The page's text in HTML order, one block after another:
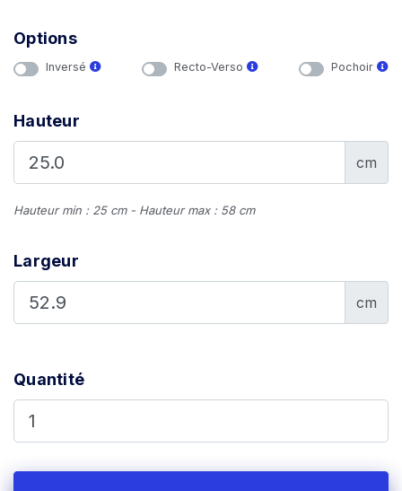
Options
Inversé Recto-Verso Pochoir
Hauteur
cm
Hauteur min : 25 cm - Hauteur max : 58 cm
Largeur
cm
Quantité